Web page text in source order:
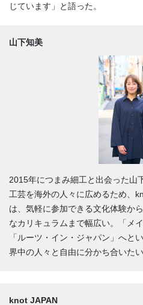
じています」と語った。
山下知美
2015年につまみ細工と出会った山
工芸を海外の人々に広めるため、
は、気軽に参加できる文化体験か
なカリキュラムまで幅広い。「メ
「ルーツ・イン・ジャパン」へと
界中の人々と自由に分かち合いた
knot JAPAN